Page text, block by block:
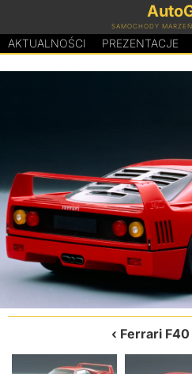
SAMOCHODY
AKTUALNOŚCI PREZENTACJE
Ferrari F40